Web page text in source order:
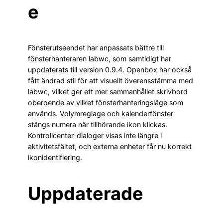
e
Fönsterutseendet har anpassats bättre till
fönsterhanteraren labwc, som samtidigt har
uppdaterats till version 0.9.4. Openbox har också
fått ändrad stil för att visuellt överensstämma med
labwc, vilket ger ett mer sammanhållet skrivbord
oberoende av vilket fönsterhanteringsläge som
används. Volymreglage och kalenderfönster
stängs numera när tillhörande ikon klickas.
Kontrollcenter-dialoger visas inte längre i
aktivitetsfältet, och externa enheter får nu korrekt
ikonidentifiering.
Uppdaterade